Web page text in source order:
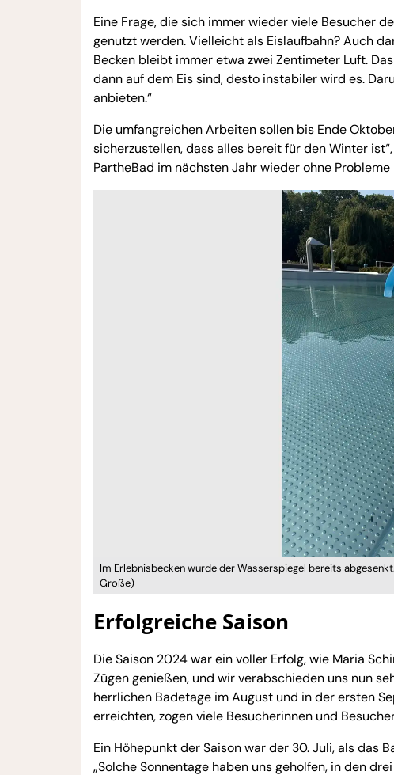
Eine Frage, die sich immer wieder viele Besucher
genutzt werden. Vielleicht als Eislaufbahn? Auch
Becken bleibt immer etwa zwei Zentimeter Luft.
dann auf dem Eis sind, desto instabiler wird es.
anbieten.“
Die umfangreichen Arbeiten sollen bis Ende
sicherzustellen, dass alles bereit für den Winter
PartheBad im nächsten Jahr wieder ohne
Im Erlebnisbecken wurde der Wasserspiegel bereits
Große)
Erfolgreiche Saison
Die Saison 2024 war ein voller Erfolg, wie Maria
Zügen genießen, und wir verabschieden uns nun
herrlichen Badetage im August und in der ersten
erreichten, zogen viele Besucherinnen und
Ein Höhepunkt der Saison war der 30. Juli, als das
„Solche Sonnentage haben uns geholfen, in den